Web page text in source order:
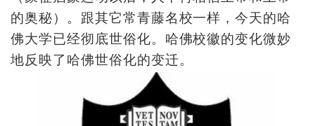
的奥秘）。跟其它常青藤名校一样，今天的哈
佛大学已经彻底世俗化。哈佛校徽的变化微妙
地反映了哈佛世俗化的变迁。